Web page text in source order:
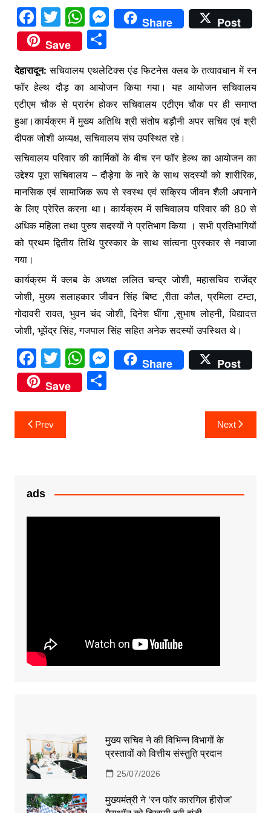
F
a
c
e
b
o
o
k
T
w
itt
er
W
h
at
s
A
p
p
M
e
s
e
n
g
er
Share
Post
Save
S
ar
e
देहारादून: सचिवालय एथलेटिक्स एंड फिटनेस क्लब के तत्वावधान में रन
फॉर हेल्थ दौड़ का आयोजन किया गया। यह आयोजन सचिवालय
एटीएम चौक से प्रारंभ होकर सचिवालय एटीएम चौक पर ही समाप्त
हुआ।कार्यक्रम में मुख्य अतिथि श्री संतोष बड़ौनी अपर सचिव एवं श्री
दीपक जोशी अध्यक्ष, सचिवालय संघ उपस्थित रहे।
सचिवालय परिवार की कार्मिकों के बीच रन फॉर हेल्थ का आयोजन का
उद्देश्य पूरा सचिवालय – दौड़ेगा के नारे के साथ सदस्यों को शारीरिक,
मानसिक एवं सामाजिक रूप से स्वस्थ एवं सक्रिय जीवन शैली अपनाने
के लिए प्रेरित करना था। कार्यक्रम में सचिवालय परिवार की 80 से
अधिक महिला तथा पुरुष सदस्यों ने प्रतिभाग किया । सभी प्रतिभागियों
को प्रथम द्वितीय तिथि पुरस्कार के साथ सांत्वना पुरस्कार से नवाजा
गया।
कार्यक्रम में क्लब के अध्यक्ष ललित चन्द्र जोशी, महासचिव राजेंद्र
जोशी, मुख्य सलाहकार जीवन सिंह बिष्ट ,रीता कौल, प्रमिला टम्टा,
गोदावरी रावत, भुवन चंद जोशी, दिनेश घींगा ,सुभाष लोहनी, विद्यादत्त
जोशी, भूपेंद्र सिंह, गजपाल सिंह सहित अनेक सदस्यों उपस्थित थे।
F
a
c
e
b
k
T
w
itt
er
W
h
at
M
e
er
Share
Post
Save
S
Post
navigation
Prev Next
ads
मुख्य सचिव ने की विभिन्न विभागों के
प्रस्तावों को वित्तीय संस्तुति प्रदान
25/07/2026
मुख्यमंत्री ने ‘रन फॉर कारगिल हीरोज’